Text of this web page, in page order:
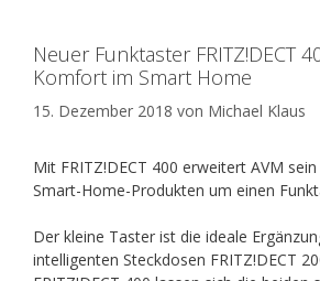
Neuer Funktaster FRITZ!DECT
Komfort im Smart Home
15. Dezember 2018 von Michael Klaus
Mit FRITZ!DECT 400 erweitert AVM
Smart-Home-Produkten um einen
Der kleine Taster ist die ideale
intelligenten Steckdosen FRITZ!DECT